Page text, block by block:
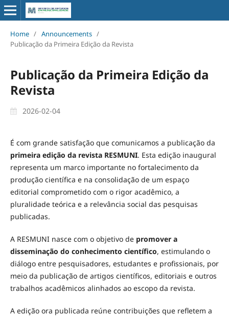
Home / Announcements /
Publicação da Primeira Edição da Revista
Publicação da Primeira Edição da
Revista
2026-02-04
É com grande satisfação que comunicamos a publicação da
primeira edição da revista RESMUNI. Esta edição inaugural
representa um marco importante no fortalecimento da
produção científica e na consolidação de um espaço
editorial comprometido com o rigor acadêmico, a
pluralidade teórica e a relevância social das pesquisas
publicadas.
A RESMUNI nasce com o objetivo de promover a
disseminação do conhecimento científico, estimulando o
diálogo entre pesquisadores, estudantes e profissionais, por
meio da publicação de artigos científicos, editoriais e outros
trabalhos acadêmicos alinhados ao escopo da revista.
A edição ora publicada reúne contribuições que refletem a